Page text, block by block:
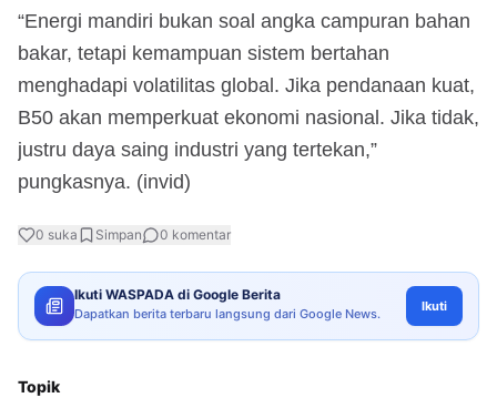
“Energi mandiri bukan soal angka campuran bahan
bakar, tetapi kemampuan sistem bertahan
menghadapi volatilitas global. Jika pendanaan kuat,
B50 akan memperkuat ekonomi nasional. Jika tidak,
justru daya saing industri yang tertekan,”
pungkasnya. (invid)
0 suka Simpan 0 komentar
Ikuti WASPADA di Google Berita
Dapatkan berita terbaru langsung dari Google News. Ikuti
Topik